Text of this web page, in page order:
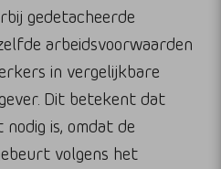
gedetacheerde
arbeidsvoorwaarden
in vergelijkbare
Dit betekent dat
is, omdat de
volgens het